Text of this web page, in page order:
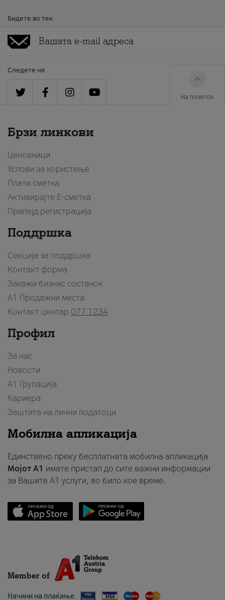
Бидете во тек
Следете нè
На почеток
Брзи линкови
Ценовници
Услови за користење
Плати сметка
Активирајте Е-сметка
Припејд регистрација
Поддршка
Секција за поддршка
Контакт форма
Закажи бизнис состанок
A1 Продажни места
Контакт центар 077 1234
Профил
За нас
Новости
А1 Групација
Кариера
Заштита на лични податоци
Мобилна апликација
Единствено преку бесплатната мобилна апликација
Мојот A1 имате пристап до сите важни информации
за Вашите A1 услуги, во било кое време.
Member of
Начини на плаќање